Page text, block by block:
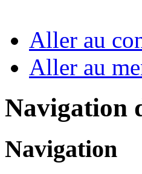
Aller au
Aller au
Navigation
Navigation